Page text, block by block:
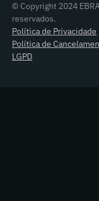
© Copyright 2024
reservados.
Política de Privacidade
Política de
LGPD